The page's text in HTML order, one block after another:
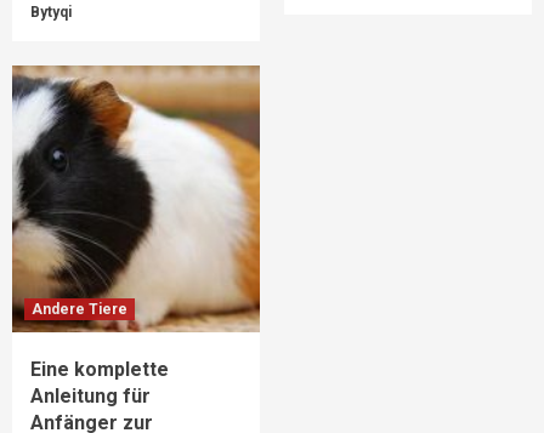
Bytyqi
Andere Tiere
Eine komplette
Anleitung für
Anfänger zur